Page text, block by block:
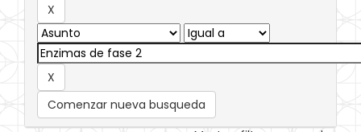
Comenzar nueva busqueda